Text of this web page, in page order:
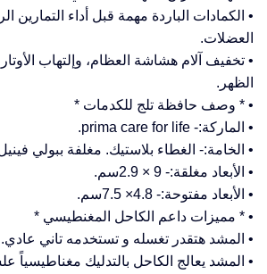
• الكمادات الباردة مهمة قبل أداء التمارين
العضلات.
• تخفيف آلام هشاشة العظام، وإلتهاب
الظهر.
• * وصف حافظة تلج للكدمات *
• الماركة:- prima care for life.
• الخامة:- الغطاء بلاستيك. مغلفة ببولي
• الأبعاد مغلقة:- 9 × 2.9سم.
• الأبعاد مفتوحة:- 4.8× 7.5سم.
• * مميزات داعم الكاحل المغنطيسي *
• المشد هتقدر تغسله و تستخدمه تاني عادي.
• المشد يعالج الكاحل بالتدليك